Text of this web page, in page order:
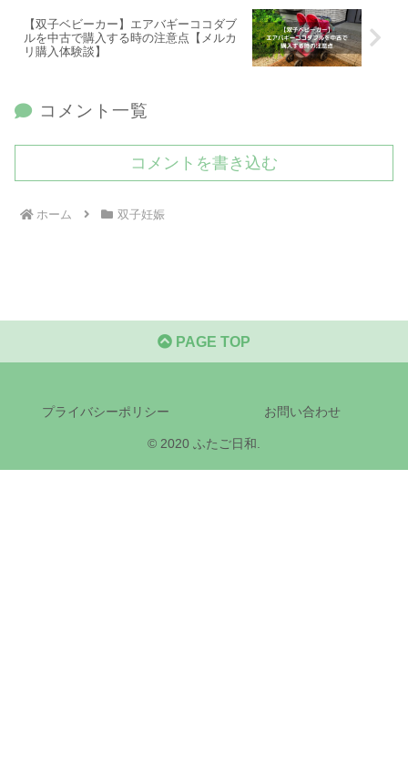
【双子ベビーカー】エアバギーココダブ
ルを中古で購入する時の注意点【メルカ
リ購入体験談】
コメント一覧
コメントを書き込む
ホーム 双子妊娠
PAGE TOP
プライバシーポリシー お問い合わせ
© 2020 ふたご日和.